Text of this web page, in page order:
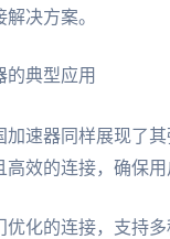
决方案。
的典型应用
速器同样展现了
效的连接，确保
化的连接，支持多